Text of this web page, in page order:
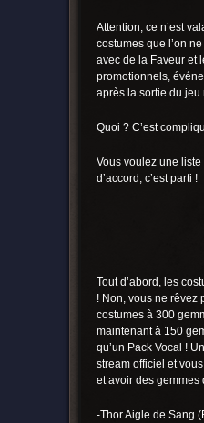
Attention, ce n’est
costumes que l’on
avec de la Faveur et
promotionnels,
après la sortie du jeu
Quoi ? C’est
Vous voulez une
d’accord, c’est parti !
Tout d’abord, les
! Non, vous ne rêvez
costumes à 300
maintenant à 150
qu’un Pack Vocal !
stream officiel et
et avoir des gemmes
-Thor Aigle de Sang